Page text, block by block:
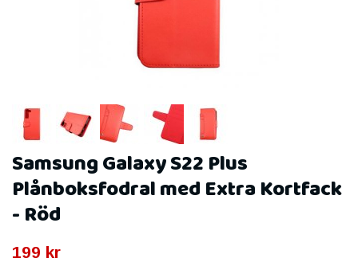
Samsung Galaxy S22 Plus
Plånboksfodral med Extra Kortfack
- Röd
199 kr